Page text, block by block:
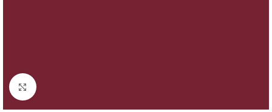
Kliknij, aby powiększyć